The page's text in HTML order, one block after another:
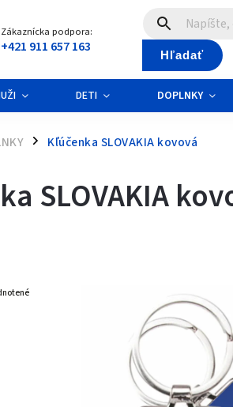
Zákaznícka podpora:
+421 911 657 163 Hľadať
DETI DOPLNKY
/ Kľúčenka SLOVAKIA kovová
SLOVAKIA